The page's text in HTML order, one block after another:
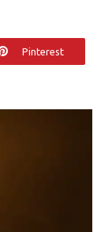
Pinterest